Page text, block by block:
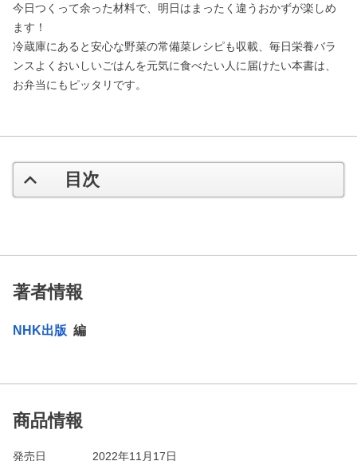
今日つくって余った材料で、明日はまったく違うおかずが楽しめ
ます！
冷蔵庫にあると安心な野菜の常備菜レシピも収載、毎日栄養バラ
ンスよくおいしいごはんを元気に食べたい人に届けたい本書は、
お弁当にもピッタリです。
目次
著者情報
NHK出版 編
商品情報
発売日
2022年11月17日